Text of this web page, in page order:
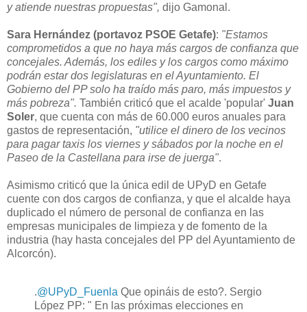
y atiende nuestras propuestas", dijo Gamonal.
Sara Hernández (portavoz PSOE Getafe): "Estamos
comprometidos a que no haya más cargos de confianza que
concejales. Además, los ediles y los cargos como máximo
podrán estar dos legislaturas en el Ayuntamiento. El
Gobierno del PP solo ha traído más paro, más impuestos y
más pobreza". También criticó que el acalde 'popular' Juan
Soler, que cuenta con más de 60.000 euros anuales para
gastos de representación, "utilice el dinero de los vecinos
para pagar taxis los viernes y sábados por la noche en el
Paseo de la Castellana para irse de juerga".
Asimismo criticó que la única edil de UPyD en Getafe
cuente con dos cargos de confianza, y que el alcalde haya
duplicado el número de personal de confianza en las
empresas municipales de limpieza y de fomento de la
industria (hay hasta concejales del PP del Ayuntamiento de
Alcorcón).
.@UPyD_Fuenla Que opináis de esto?. Sergio
López PP: " En las próximas elecciones en